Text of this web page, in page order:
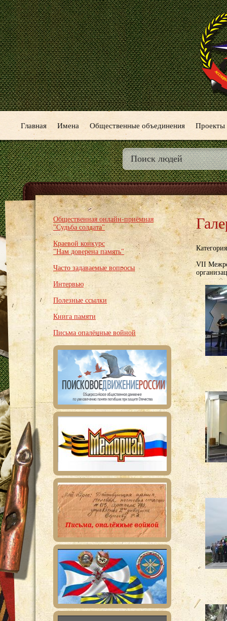
Главная Имена Общественные объединения Проекты
Общественная онлайн-приёмная
"Судьба солдата"
Краевой конкурс
"Нам доверена память"
Часто задаваемые вопросы
Интервью
Полезные ссылки
Книга памяти
Письма опалённые войной
VII